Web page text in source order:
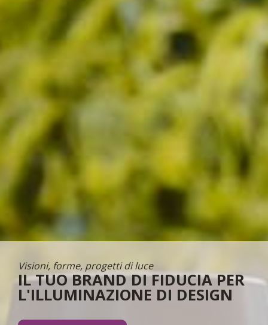
Visioni, forme, progetti di luce
IL TUO BRAND DI FIDUCIA PER
L'ILLUMINAZIONE DI DESIGN